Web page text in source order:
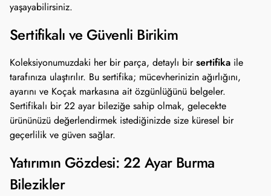
yaşayabilirsiniz.
Sertifikalı ve Güvenli Birikim
Koleksiyonumuzdaki her bir parça, detaylı birsertifika ile
tarafınıza ulaştırılır. Bu sertifika; mücevherinizin ağırlığını,
ayarını ve Koçak markasına ait özgünlüğünü belgeler.
Sertifikalı bir 22 ayar bileziğe sahip olmak, gelecekte
ürününüzü değerlendirmek istediğinizde size küresel bir
geçerlilik ve güven sağlar.
Yatırımın Gözdesi: 22 Ayar Burma
Bilezikler